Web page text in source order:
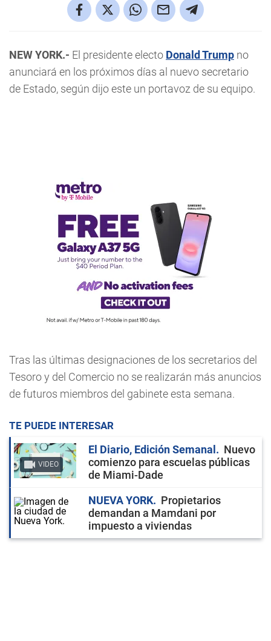
NEW YORK.- El presidente electo Donald Trump no
anunciará en los próximos días al nuevo secretario
de Estado, según dijo este un portavoz de su equipo.
Tras las últimas designaciones de los secretarios del
Tesoro y del Comercio no se realizarán más anuncios
de futuros miembros del gabinete esta semana.
TE PUEDE INTERESAR
VIDEO
El Diario, Edición Semanal
Nuevo
comienzo para escuelas públicas
de Miami-Dade
NUEVA YORK
Propietarios
demandan a Mamdani por
impuesto a viviendas